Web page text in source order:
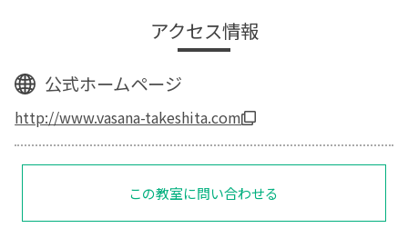
アクセス情報
公式ホームページ
http://www.vasana-takeshita.com
この教室に問い合わせる